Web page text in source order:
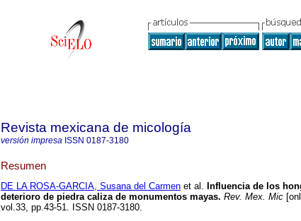
Revista mexicana de micología
versión impresa ISSN 0187-3180
Resumen
DE LA ROSA-GARCIA, Susana del Carmen et al. Influencia de los
deterioro de piedra caliza de monumentos mayas. Rev. Mex. Mic
vol.33, pp.43-51. ISSN 0187-3180.